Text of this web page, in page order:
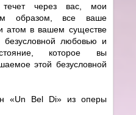
через вас, мои
образом, все ваше
атом в вашем существе
безусловной любовью и
которое вы
этой безусловной
«Un Bel Di» из оперы